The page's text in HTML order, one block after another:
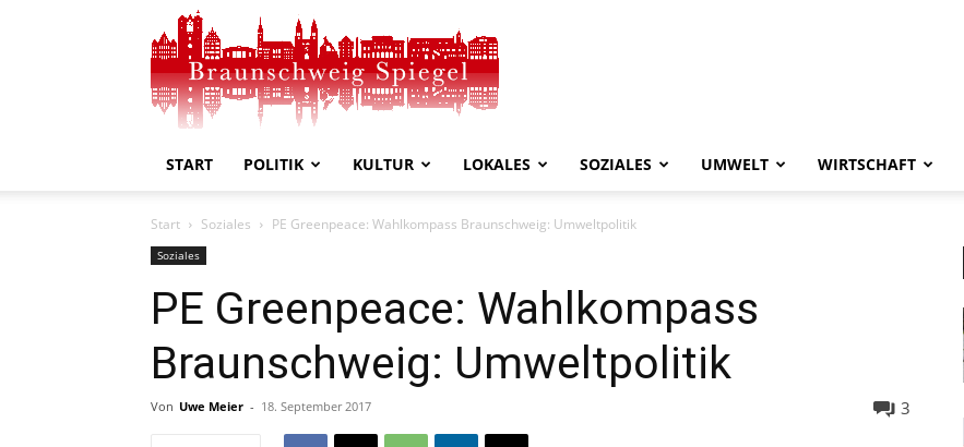
Spiegel
START POLITIK KULTUR LOKALES SOZIALES UMWELT WIRTSCHAFT
Start Soziales PE Greenpeace: Wahlkompass Braunschweig: Umweltpolitik
Soziales
PE Greenpeace: Wahlkompass
Braunschweig: Umweltpolitik
Von Uwe Meier - 18. September 2017 3